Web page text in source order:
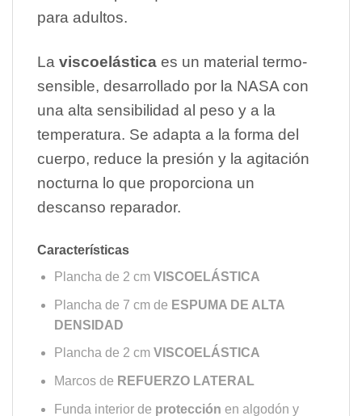
para adultos.
La viscoelástica es un material termo-
sensible, desarrollado por la NASA con
una alta sensibilidad al peso y a la
temperatura. Se adapta a la forma del
cuerpo, reduce la presión y la agitación
nocturna lo que proporciona un
descanso reparador.
Características
Plancha de 2 cm VISCOELÁSTICA
Plancha de 7 cm de ESPUMA DE ALTA
DENSIDAD
Plancha de 2 cm VISCOELÁSTICA
Marcos de REFUERZO LATERAL
Funda interior de protección en algodón y